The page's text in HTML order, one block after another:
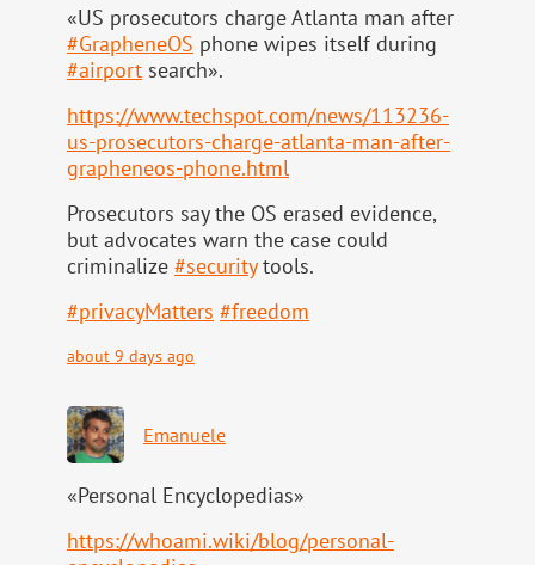
«US prosecutors charge Atlanta man after
#GrapheneOS phone wipes itself during
#airport search».
https://www.techspot.com/news/113236-
us-prosecutors-charge-atlanta-man-after-
grapheneos-phone.html
Prosecutors say the OS erased evidence,
but advocates warn the case could
criminalize #securitytools.
#privacyMatters #freedom
about 9 days ago
Emanuele
«Personal Encyclopedias»
https://whoami.wiki/blog/personal-